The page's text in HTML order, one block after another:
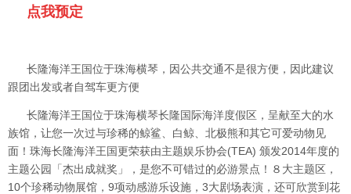
点我预定
长隆海洋王国位于珠海横琴，因公共交通不是很方便，因此建议
跟团出发或者自驾车更方便
长隆海洋王国位于珠海横琴长隆国际海洋度假区，呈献至大的水
族馆，让您一次过与珍稀的鲸鲨、白鲸、北极熊和其它可爱动物见
面！珠海长隆海洋王国更荣获由主题娱乐协会(TEA) 颁发2014年度的
主题公园「杰出成就奖」，是您不可错过的必游景点！ ８大主题区，
10个珍稀动物展馆，9项动感游乐设施，3大剧场表演，还可欣赏到花